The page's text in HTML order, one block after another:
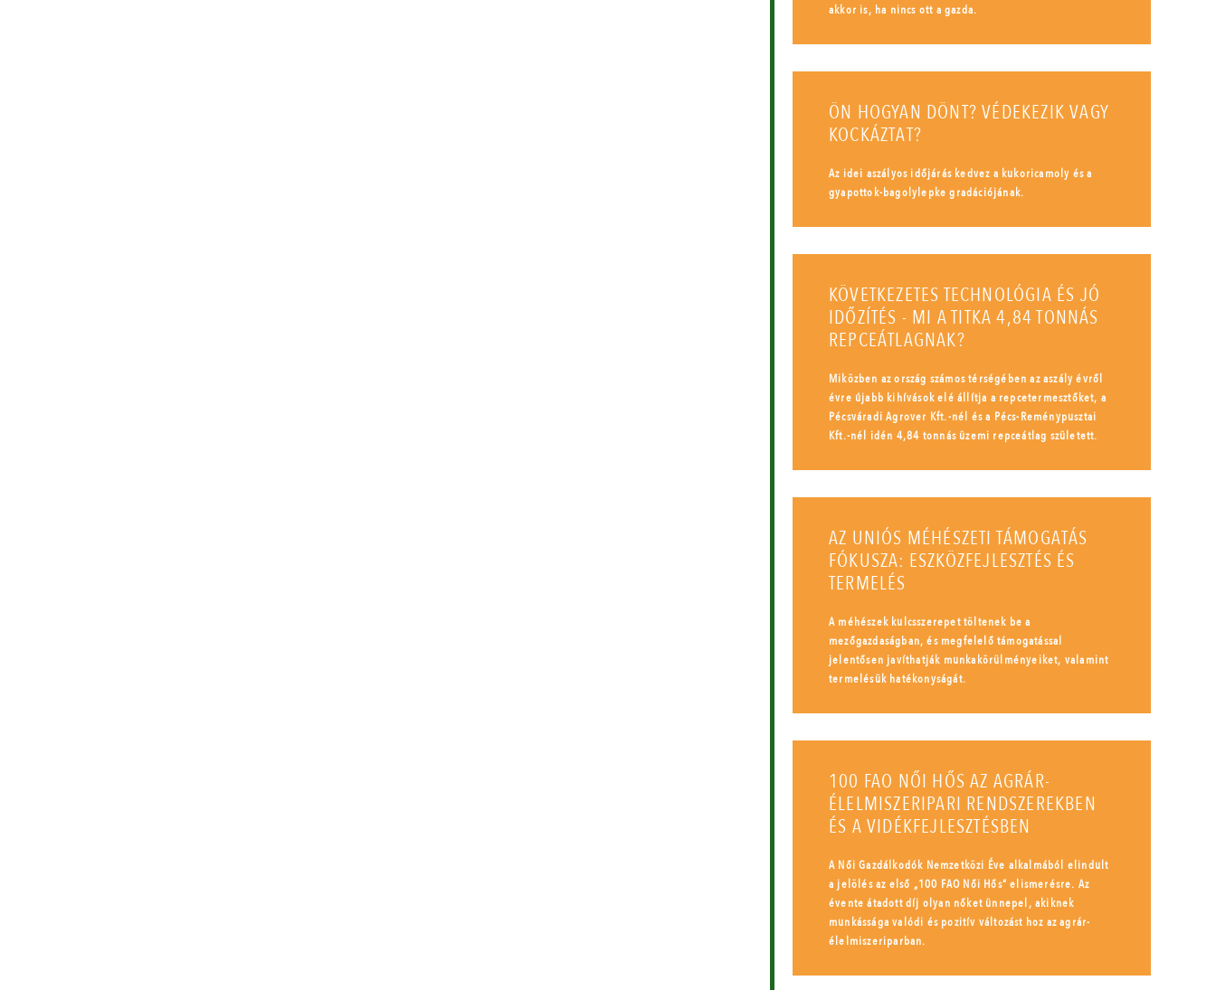
akkor is, ha nincs ott a gazda.
ÖN HOGYAN DÖNT? VÉDEKEZIK VAGY
KOCKÁZTAT?
Az idei aszályos időjárás kedvez a kukoricamoly és a
gyapottok-bagolylepke gradációjának.
KÖVETKEZETES TECHNOLÓGIA ÉS JÓ
IDŐZÍTÉS - MI A TITKA 4,84 TONNÁS
REPCEÁTLAGNAK?
Miközben az ország számos térségében az aszály évről
évre újabb kihívások elé állítja a repcetermesztőket, a
Pécsváradi Agrover Kft.-nél és a Pécs-Reménypusztai
Kft.-nél idén 4,84 tonnás üzemi repceátlag született.
AZ UNIÓS MÉHÉSZETI TÁMOGATÁS
FÓKUSZA: ESZKÖZFEJLESZTÉS ÉS
TERMELÉS
A méhészek kulcsszerepet töltenek be a
mezőgazdaságban, és megfelelő támogatással
jelentősen javíthatják munkakörülményeiket, valamint
termelésük hatékonyságát.
100 FAO NŐI HŐS AZ AGRÁR-
ÉLELMISZERIPARI RENDSZEREKBEN
ÉS A VIDÉKFEJLESZTÉSBEN
A Női Gazdálkodók Nemzetközi Éve alkalmából elindult
a jelölés az első „100 FAO Női Hős” elismerésre. Az
évente átadott díj olyan nőket ünnepel, akiknek
munkássága valódi és pozitív változást hoz az agrár-
élelmiszeriparban.